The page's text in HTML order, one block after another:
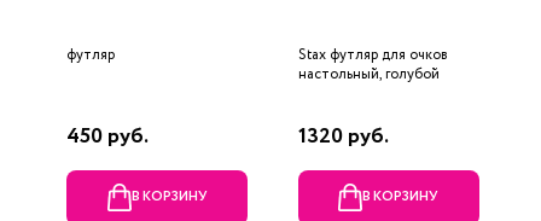
футляр
450 руб.
В КОРЗИНУ
Stax футляр для очков
настольный, голубой
1320 руб.
В КОРЗИНУ